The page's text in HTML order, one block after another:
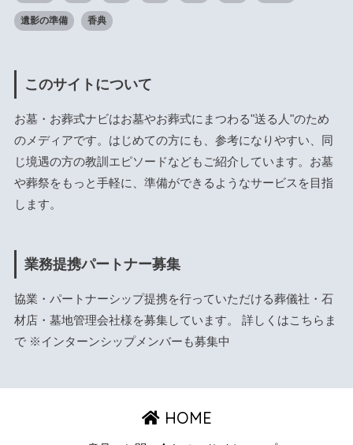
遺影の準備 香典
このサイトについて
お墓・お葬式ナビはお墓やお葬式にまつわる"送る人"のため
のメディアです。はじめての方にも、参考になりやすい、同
じ境遇の方の教訓エピソードなどもご紹介しています。お墓
や葬祭をもっと手軽に、準備ができるようなサービスを目指
します。
業務提携パートナー募集
協業・パートナーシップ提携を行っていただける葬儀社・石
材店・墓地管理会社様を募集しています。 詳しくはこちら ま
で ※インターンシップメンバーも募集中
HOME